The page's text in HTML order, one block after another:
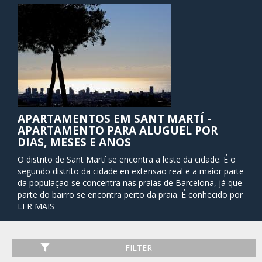
APARTAMENTOS EM SANT MARTÍ -
APARTAMENTO PARA ALUGUEL POR
DIAS, MESES E ANOS
O distrito de Sant Martí se encontra a leste da cidade. É o
segundo distrito da cidade en extensao real e a maior parte
da populaçao se concentra nas praias de Barcelona, já que
parte do bairro se encontra perto da praia. É conhecido por
ser un bairro de classe mádia con muitas zonas comerciais,
Históricamente falando, este extenso território se
desenvolveu mais ao norte a partir do século X, graças a
LER MAIS
FILTER